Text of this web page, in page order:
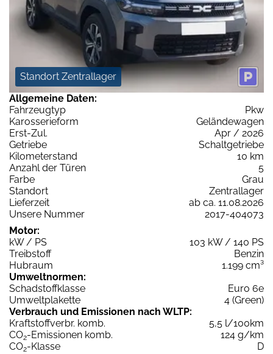
Standort Zentrallager
Allgemeine Daten:
Fahrzeugtyp
Pkw
Karosserieform
Geländewagen
Erst-Zul.
Apr / 2026
Getriebe
Schaltgetriebe
Kilometerstand
10 km
Anzahl der Türen
5
Farbe
Grau
Standort
Zentrallager
Lieferzeit
ab ca. 11.08.2026
Unsere Nummer
2017-404073
Motor:
kW / PS
103 kW / 140 PS
Treibstoff
Benzin
Hubraum
1.199 cm³
Umweltnormen:
Schadstoffklasse
Euro 6e
Umweltplakette
4 (Green)
Verbrauch und Emissionen nach WLTP:
Kraftstoffverbr. komb.
5,5 l/100km
CO2-Emissionen komb.
124 g/km
CO2-Klasse
D